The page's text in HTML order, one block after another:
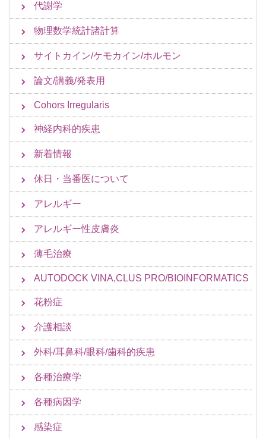
代謝学
物理数学統計諸計算
サイトカイン/ケモカイン/ホルモン
論文/講義/発表用
Cohors Irregularis
神経内科的疾患
新着情報
休日・当番医について
アレルギー
アレルギー性皮膚炎
薄毛治療
AUTODOCK VINA,CLUS PRO/BIOINFORMATICS
花粉症
介護相談
外科/耳鼻科/眼科/歯科的疾患
各種治療学
各種病因学
感染症